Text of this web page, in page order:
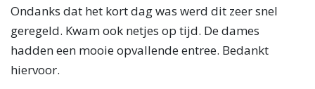
Ondanks dat het kort dag was werd dit zeer snel
geregeld. Kwam ook netjes op tijd. De dames
hadden een mooie opvallende entree. Bedankt
hiervoor.